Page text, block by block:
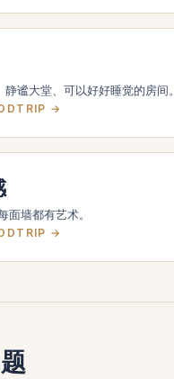
静谧大堂、可以好好睡觉的房间。
→
面墙都有艺术。
→